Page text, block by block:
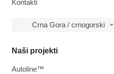
Kontakti
Crna Gora / crnogorski
Naši projekti
Autoline™